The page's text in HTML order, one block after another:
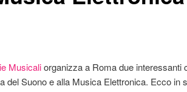
Musicaliorganizza a Roma due interessanti
del Suono e alla Musica Elettronica. Ecco in